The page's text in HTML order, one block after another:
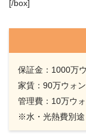
[/box]
保証金：1000万
家賃：90万ウォ
管理費：10万ウ
※水・光熱費別途